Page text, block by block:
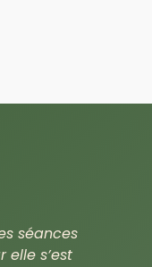
séances
s’est